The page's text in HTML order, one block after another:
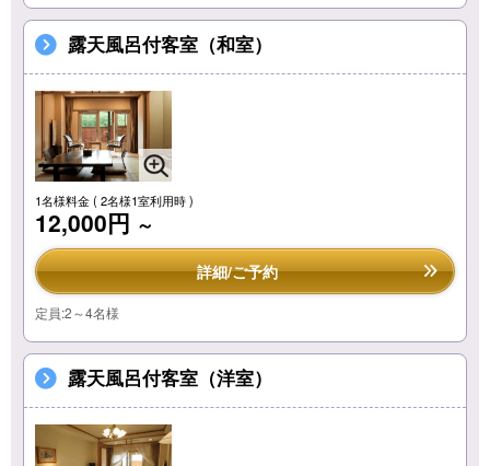
露天風呂付客室（和室）
1名様料金( 2名様1室利用時 )
12,000円 ～
詳細/ご予約
定員:2～4名様
露天風呂付客室（洋室）